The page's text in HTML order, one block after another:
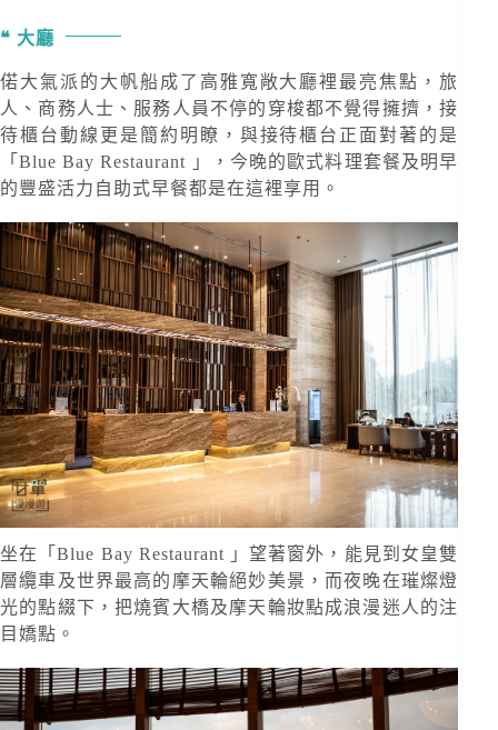
大廳
偌大氣派的大帆船成了高雅寬敞大廳裡最亮焦點，旅
人、商務人士、服務人員不停的穿梭都不覺得擁擠，接
待櫃台動線更是簡約明瞭，與接待櫃台正面對著的是
「Blue Bay Restaurant 」，今晚的歐式料理套餐及明早
的豐盛活力自助式早餐都是在這裡享用。
坐在「Blue Bay Restaurant 」望著窗外，能見到女皇雙
層纜車及世界最高的摩天輪絕妙美景，而夜晚在璀燦燈
光的點綴下，把燒賓大橋及摩天輪妝點成浪漫迷人的注
目嬌點。